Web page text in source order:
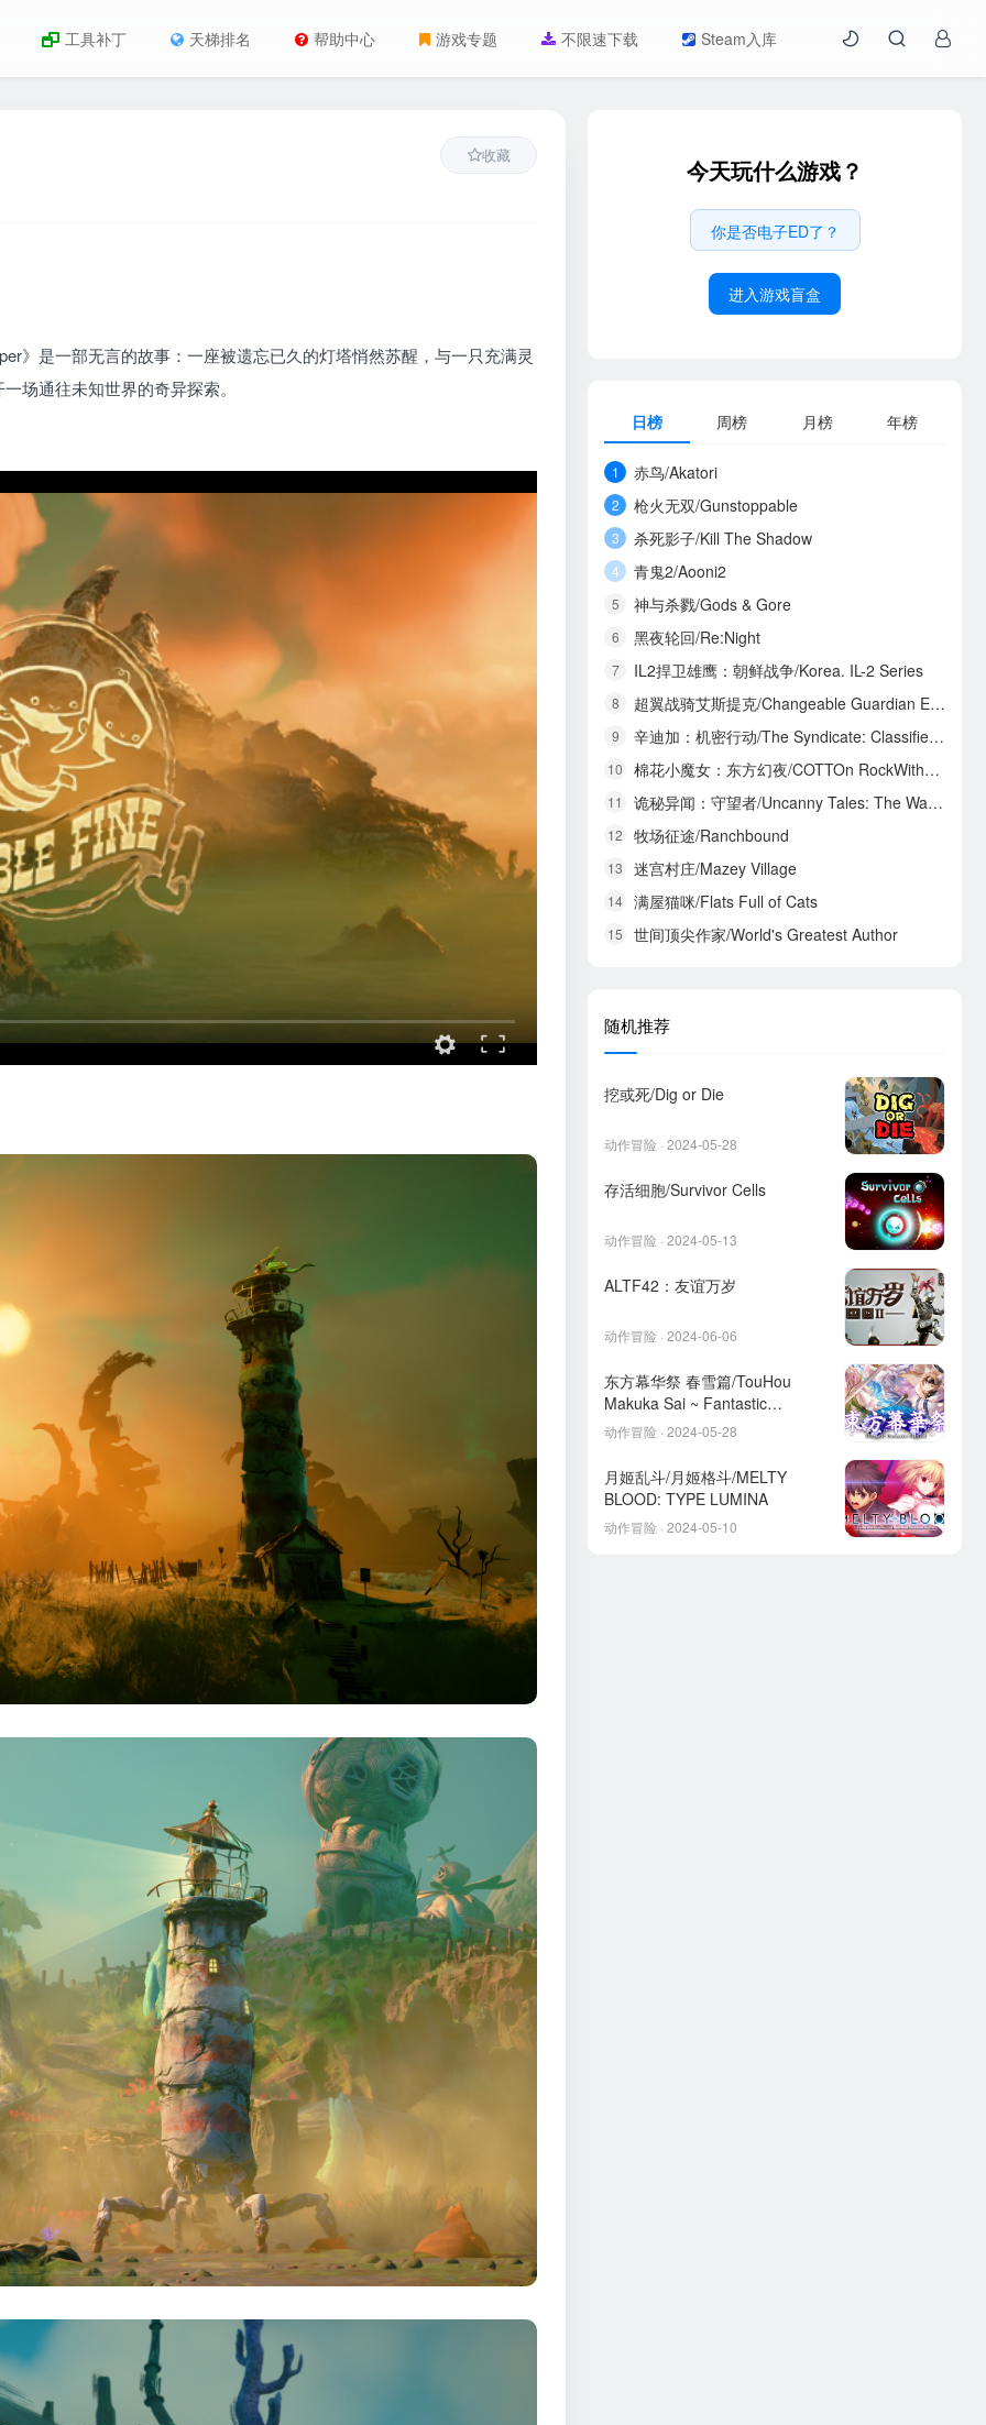
工具补丁 天梯排名 帮助中心 游戏专题 不限速下载 Steam入库
收藏
》是一部无言的故事：一座被遗忘已久的灯塔悄然苏醒，与一只充满灵
场通往未知世界的奇异探索。
今天玩什么游戏？
你是否电子ED了？
进入游戏盲盒
日榜 周榜 月榜 年榜
1 赤鸟/Akatori
2 枪火无双/Gunstoppable
3 杀死影子/Kill The Shadow
4 青鬼2/Aooni2
5 神与杀戮/Gods & Gore
6 黑夜轮回/Re:Night
7 IL2捍卫雄鹰：朝鲜战争/Korea. IL-2 Series
8 超翼战骑艾斯提克/Changeable Guardian ESTIQUE
9 辛迪加：机密行动/The Syndicate: Classified Operations
10 棉花小魔女：东方幻夜/COTTOn RockWithYou -ORIENTAL NIGHT DREAMS-
11 诡秘异闻：守望者/Uncanny Tales: The Watcher
12 牧场征途/Ranchbound
13 迷宫村庄/Mazey Village
14 满屋猫咪/Flats Full of Cats
15 世间顶尖作家/World's Greatest Author
随机推荐
挖或死/Dig or Die
动作冒险 · 2024-05-28
存活细胞/Survivor Cells
动作冒险 · 2024-05-13
ALTF42：友谊万岁
动作冒险 · 2024-06-06
东方幕华祭 春雪篇/TouHou
Makuka Sai ~ Fantastic
Danmaku Festival Part II
动作冒险 · 2024-05-28
月姬乱斗/月姬格斗/MELTY
BLOOD: TYPE LUMINA
动作冒险 · 2024-05-10